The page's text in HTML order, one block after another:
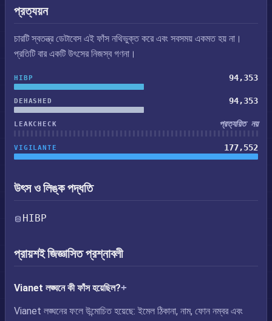
প্রত্যয়ন
চারটি স্বতন্ত্র ডেটাবেস এই ফাঁস নথিভুক্ত করে এবং সবসময় একমত হয় না।
প্রতিটি বার একটি উৎসের নিজস্ব গণনা।
HIBP 94,353
DEHASHED 94,353
LEAKCHECK প্রত্যয়িত নয়
VIGILANTE 177,552
উৎস ও লিঙ্ক পদ্ধতি
HIBP
প্রায়শই জিজ্ঞাসিত প্রশ্নাবলী
Vianet লঙ্ঘনে কী ফাঁস হয়েছিল?
Vianet লঙ্ঘনের ফলে উন্মোচিত হয়েছে: ইমেল ঠিকানা, নাম, ফোন নম্বর এবং